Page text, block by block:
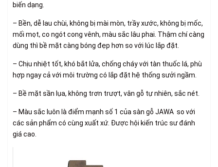
biến dạng.
– Bền, dễ lau chùi, không bị mài mòn, trầy xước, không bị mốc,
mối mọt, co ngót cong vênh, màu sắc lâu phai. Thậm chí càng
dùng thì bề mặt càng bóng đẹp hơn so với lúc lắp đặt.
– Chịu nhiệt tốt, khó bắt lửa, chống cháy với tàn thuốc lá, phù
hợp ngay cả với môi trường có lắp đặt hệ thống sưởi ngầm.
– Bề mặt sần lụa, không trơn trượt, vân gỗ tự nhiên, sắc nét.
– Màu sắc luôn là điểm mạnh số 1 của sàn gỗ JAWA so với
các sản phẩm có cùng xuất xứ. Được hội kiến trúc sư đánh
giá cao.